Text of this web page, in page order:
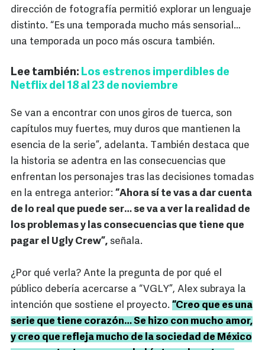
dirección de fotografía permitió explorar un lenguaje
distinto. “Es una temporada mucho más sensorial…
una temporada un poco más oscura también.
Lee también: Los estrenos imperdibles de
Netflix del 18 al 23 de noviembre
Se van a encontrar con unos giros de tuerca, son
capítulos muy fuertes, muy duros que mantienen la
esencia de la serie”, adelanta. También destaca que
la historia se adentra en las consecuencias que
enfrentan los personajes tras las decisiones tomadas
en la entrega anterior: “Ahora sí te vas a dar cuenta
de lo real que puede ser… se va a ver la realidad de
los problemas y las consecuencias que tiene que
pagar el Ugly Crew”, señala.
¿Por qué verla? Ante la pregunta de por qué el
público debería acercarse a “VGLY”, Alex subraya la
intención que sostiene el proyecto. “Creo que es una
serie que tiene corazón… Se hizo con mucho amor,
y creo que refleja mucho de la sociedad de México